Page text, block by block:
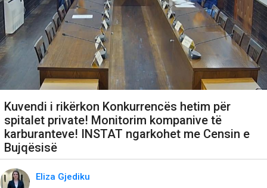
Kuvendi i rikërkon Konkurrencës hetim për
spitalet private! Monitorim kompanive të
karburanteve! INSTAT ngarkohet me Censin e
Bujqësisë
Eliza Gjediku